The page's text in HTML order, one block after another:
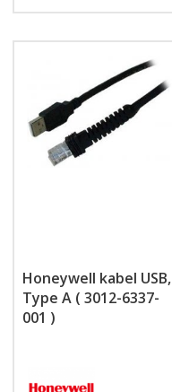
Honeywell kabel USB,
Type A ( 3012-6337-
001 )